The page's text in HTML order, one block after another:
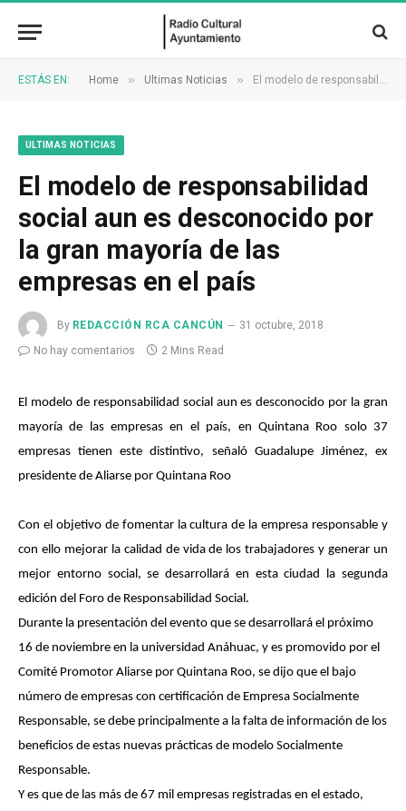
ESTÁS EN: Home » Ultimas Noticias » El modelo de responsabilidad social aun es desconocido por la gran mayoría de las empresas en el país
ULTIMAS NOTICIAS
El modelo de responsabilidad
social aun es desconocido por
la gran mayoría de las
empresas en el país
By REDACCIÓN RCA CANCÚN
31 octubre, 2018
No hay comentarios
2 Mins Read
El modelo de responsabilidad social aun es desconocido por la gran
mayoría de las empresas en el país, en Quintana Roo solo 37
empresas tienen este distintivo, señaló Guadalupe Jiménez, ex
presidente de Aliarse por Quintana Roo
Con el objetivo de fomentar la cultura de la empresa responsable y
con ello mejorar la calidad de vida de los trabajadores y generar un
mejor entorno social, se desarrollará en esta ciudad la segunda
edición del Foro de Responsabilidad Social.
Durante la presentación del evento que se desarrollará el próximo
16 de noviembre en la universidad Anáhuac, y es promovido por el
Comité Promotor Aliarse por Quintana Roo, se dijo que el bajo
número de empresas con certificación de Empresa Socialmente
Responsable, se debe principalmente a la falta de información de los
beneficios de estas nuevas prácticas de modelo Socialmente
Responsable.
Y es que de las más de 67 mil empresas registradas en el estado,